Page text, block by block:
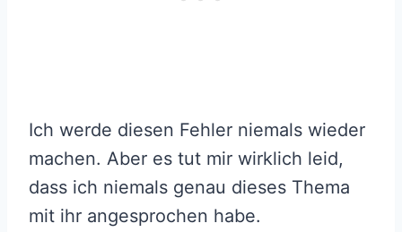
Ich werde diesen Fehler niemals wieder
machen. Aber es tut mir wirklich leid,
dass ich niemals genau dieses Thema
mit ihr angesprochen habe.